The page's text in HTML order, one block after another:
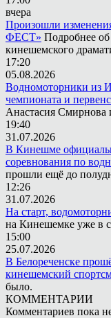
вчера
Произошли
ФЕСТ» Подробнее об
кинешемского
17:20
05.08.2026
Водномоторники из
чемпионата и
Анастасия Смирнова
19:40
31.07.2026
В Кинешме
соревнования по
прошли ещё до
12:26
31.07.2026
На старт,
на Кинешемке уже в
15:00
25.07.2026
В Белореченске
кинешемский
было.
КОММЕНТАРИИ
Комментариев пока